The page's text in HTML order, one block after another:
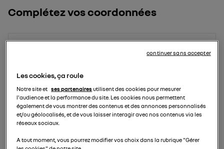
Complétez vos coordonnées
Nom
Email
Les cookies, ça roule
Notre site et ses partenairesutilisent des cookies pour mesurer
l'audience et la performance du site. Les cookies nous permettent
également de vous montrer des contenus et des annonces personnalisés
et/ou géolocalisés, et de vous laisser interagir avec nos contenus via les
réseaux sociaux.
A tout moment, vous pourrez modifier vos choix dans la rubrique "Gérer
continuer sans accepter